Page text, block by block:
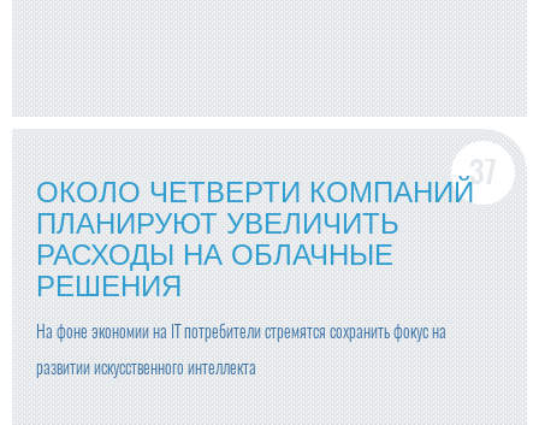
ОКОЛО ЧЕТВЕРТИ КОМПАНИЙ
ПЛАНИРУЮТ УВЕЛИЧИТЬ
РАСХОДЫ НА ОБЛАЧНЫЕ
РЕШЕНИЯ
На фоне экономии на IT потребители стремятся сохранить фокус на
развитии искусственного интеллекта